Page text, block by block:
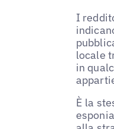
I
locale
in
È la